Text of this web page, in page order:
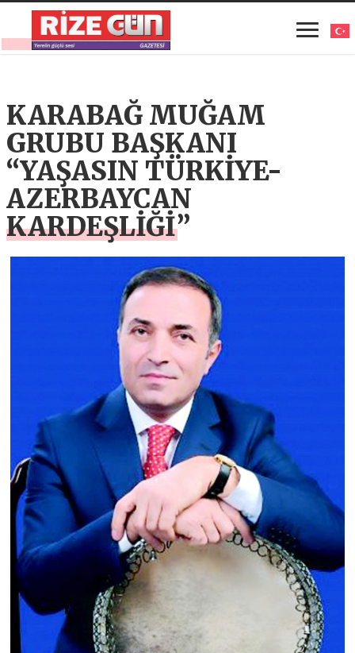
KARABAĞ MUĞAM
GRUBU BAŞKANI
“YAŞASIN TÜRKİYE-
AZERBAYCAN
KARDEŞLİĞİ”